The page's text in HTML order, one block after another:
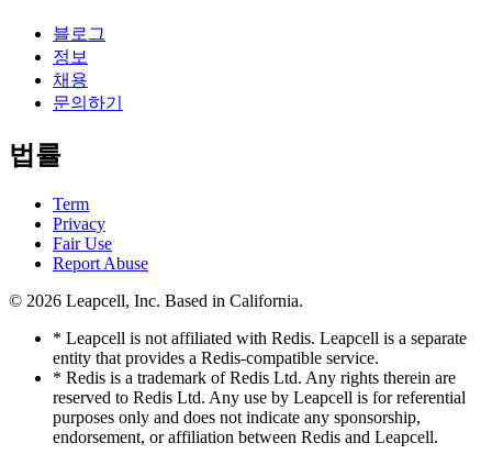
블로그
정보
채용
문의하기
법률
Term
Privacy
Fair Use
Report Abuse
© 2026 Leapcell, Inc. Based in California.
* Leapcell is not affiliated with Redis. Leapcell is a separate
entity that provides a Redis-compatible service.
* Redis is a trademark of Redis Ltd. Any rights therein are
reserved to Redis Ltd. Any use by Leapcell is for referential
purposes only and does not indicate any sponsorship,
endorsement, or affiliation between Redis and Leapcell.